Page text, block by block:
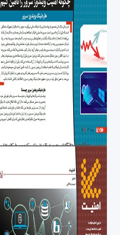
چگونه امنیت ویندوز سرور را
Failover در دنیای شبکه به چه راه‌حل‌ها و تکنیک‌هایی اشاره دارد؟
چگونه نظارت دقیقی بر عملکردامنیت